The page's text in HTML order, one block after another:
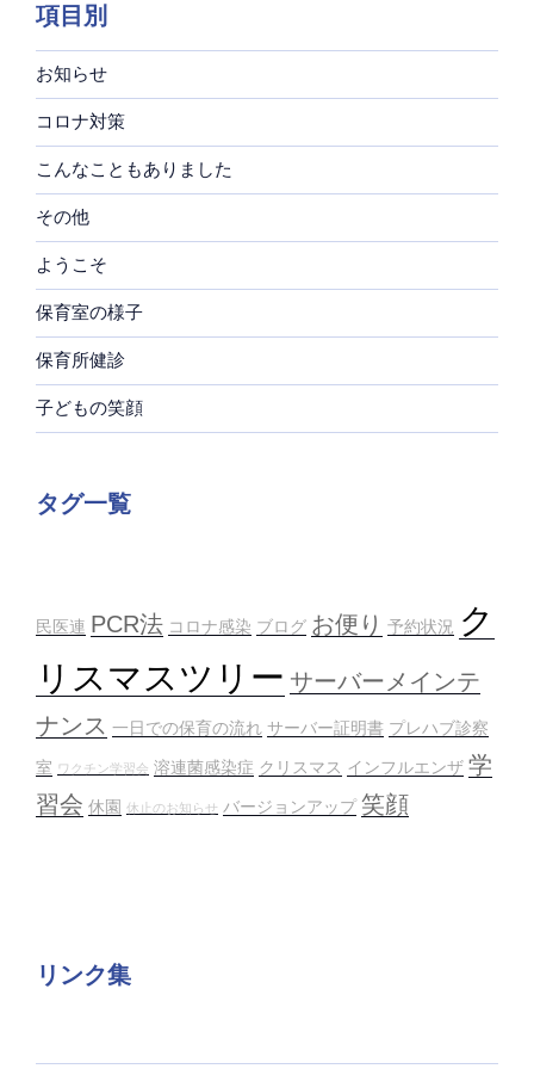
項目別
お知らせ
コロナ対策
こんなこともありました
その他
ようこそ
保育室の様子
保育所健診
子どもの笑顔
タグ一覧
民医連 PCR法 コロナ感染 ブログ お便り 予約状況 ク
リスマスツリー サーバーメインテ
ナンス 一日での保育の流れ サーバー証明書 プレハブ診察
室 ワクチン学習会 溶連菌感染症 クリスマス インフルエンザ 学
習会 休園 休止のお知らせ バージョンアップ 笑顔
リンク集